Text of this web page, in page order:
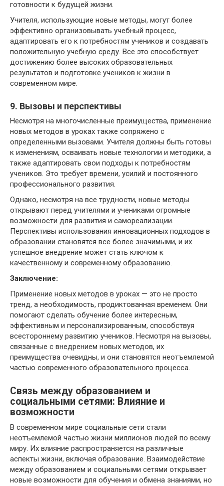
готовности к будущей жизни.
Учителя, использующие новые методы, могут более
эффективно организовывать учебный процесс,
адаптировать его к потребностям учеников и создавать
положительную учебную среду. Все это способствует
достижению более высоких образовательных
результатов и подготовке учеников к жизни в
современном мире.
9. Вызовы и перспективы
Несмотря на многочисленные преимущества, применение
новых методов в уроках также сопряжено с
определенными вызовами. Учителя должны быть готовы
к изменениям, осваивать новые технологии и методики, а
также адаптировать свои подходы к потребностям
учеников. Это требует времени, усилий и постоянного
профессионального развития.
Однако, несмотря на все трудности, новые методы
открывают перед учителями и учениками огромные
возможности для развития и самореализации.
Перспективы использования инновационных подходов в
образовании становятся все более значимыми, и их
успешное внедрение может стать ключом к
качественному и современному образованию.
Заключение:
Применение новых методов в уроках — это не просто
тренд, а необходимость, продиктованная временем. Они
помогают сделать обучение более интересным,
эффективным и персонализированным, способствуя
всестороннему развитию учеников. Несмотря на вызовы,
связанные с внедрением новых методов, их
преимущества очевидны, и они становятся неотъемлемой
частью современного образовательного процесса.
Связь между образованием и
социальными сетями: Влияние и
возможности
В современном мире социальные сети стали
неотъемлемой частью жизни миллионов людей по всему
миру. Их влияние распространяется на различные
аспекты жизни, включая образование. Взаимодействие
между образованием и социальными сетями открывает
новые возможности для обучения и обмена знаниями, но